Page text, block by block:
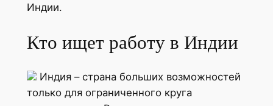
Индии.
Кто ищет работу в Индии
Индия – страна больших возможностей
только для ограниченного круга